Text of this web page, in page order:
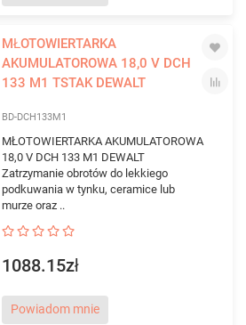
MŁOTOWIERTARKA
AKUMULATOROWA 18,0 V DCH
133 M1 TSTAK DEWALT
BD-DCH133M1
MŁOTOWIERTARKA AKUMULATOROWA
18,0 V DCH 133 M1 DEWALT
Zatrzymanie obrotów do lekkiego
podkuwania w tynku, ceramice lub
murze oraz ..
1088.15zł
Powiadom mnie